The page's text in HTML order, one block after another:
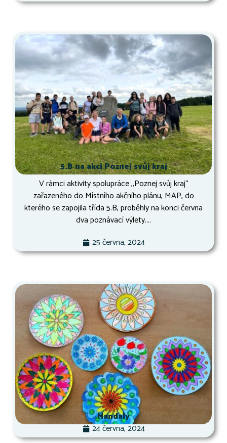
5.B na akci Poznej svůj kraj
V rámci aktivity spolupráce ,,Poznej svůj kraj“
zařazeného do Místního akčního plánu, MAP, do
kterého se zapojila třída 5.B, proběhly na konci června
dva poznávací výlety....
25 června, 2024
Mandaly
24 června, 2024